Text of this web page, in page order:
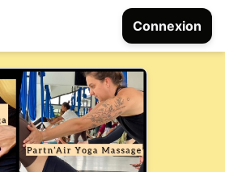
Connexion